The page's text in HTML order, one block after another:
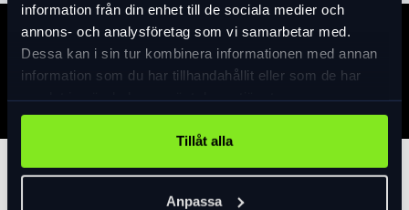
information från din enhet till de sociala medier och
annons- och analysföretag som vi samarbetar med.
Dessa kan i sin tur kombinera informationen med annan
information som du har tillhandahållit eller som de har
Tillåt alla
Anpassa
Specifikation
Tillbehör